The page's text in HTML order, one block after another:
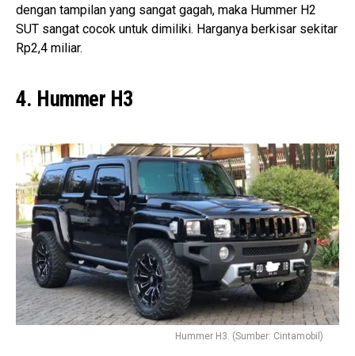
dengan tampilan yang sangat gagah, maka Hummer H2
SUT sangat cocok untuk dimiliki. Harganya berkisar sekitar
Rp2,4 miliar.
4. Hummer H3
Hummer H3. (Sumber: Cintamobil)